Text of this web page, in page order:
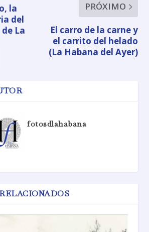
la
del
La
PRÓXIMO
El carro de la carne y
el carrito del helado
(La Habana del Ayer)
fotosdlahabana